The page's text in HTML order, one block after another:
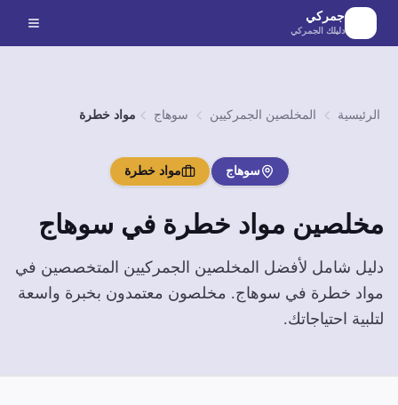
الانتقال إلى المحتوى الرئيسي
جمركي
دليلك الجمركي
الرئيسية المخلصين الجمركيين سوهاج مواد خطرة
سوهاج مواد خطرة
مخلصين مواد خطرة في سوهاج
دليل شامل لأفضل المخلصين الجمركيين المتخصصين في
مواد خطرة في سوهاج. مخلصون معتمدون بخبرة واسعة
لتلبية احتياجاتك.